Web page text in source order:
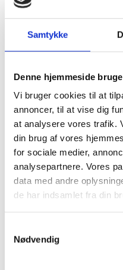
Samtykke
Denne hjemmeside
Vi bruger cookies til at
annoncer, til at vise dig
at analysere vores trafik.
din brug af vores
for sociale medier,
analysepartnere. Vores
data med andre
de har indsamlet fra din
Nødvendig
Få en professionel
Ved at tage hånd om både
din ejendom er rustet til de
sætningsskader og af
identificere risikoområder
Bang & Beenfeldt har vi
ejendomsejere og
bygninger mod ekstreme
ejendom kan sikres mod